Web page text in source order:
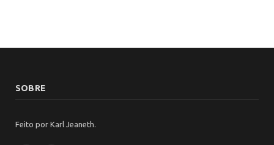
SOBRE
Feito por Karl Jeaneth.